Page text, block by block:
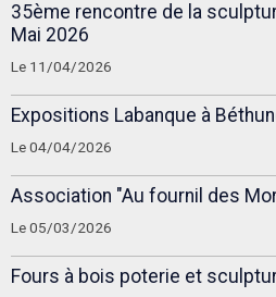
35ème rencontre de la
Mai 2026
Le 11/04/2026
Expositions Labanque à
Le 04/04/2026
Association "Au fournil des
Le 05/03/2026
Fours à bois poterie et